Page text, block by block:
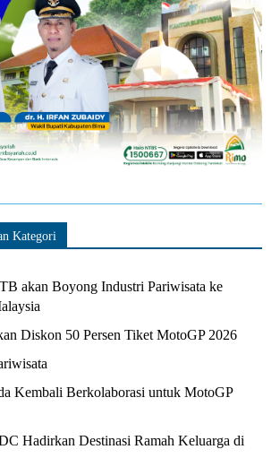
Kategori
akan Boyong Industri Pariwisata ke
Diskon 50 Persen Tiket MotoGP 2026
Kembali Berkolaborasi untuk MotoGP
Hadirkan Destinasi Ramah Keluarga di